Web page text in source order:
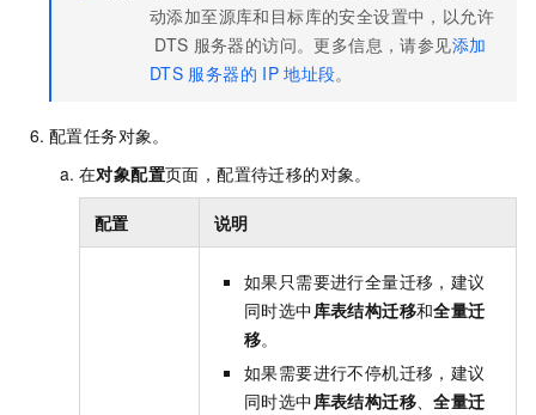
动添加至源库和目标库的安全设置中，以允许
DTS 服务器的访问。更多信息，请参见添加
DTS 服务器的 IP 地址段。
配置任务对象。
在对象配置页面，配置待迁移的对象。
配置 说明
如果只需要进行全量迁移，建议
同时选中库表结构迁移和全量迁
移。
如果需要进行不停机迁移，建议
同时选中库表结构迁移 、全量迁